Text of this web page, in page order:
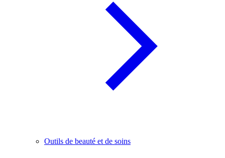
Outils de beauté et de soins